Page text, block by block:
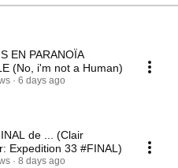
EN PARANOÏA
(No, i'm not a Human)
6 days ago
de ... (Clair
Expedition 33 #FINAL)
8 days ago